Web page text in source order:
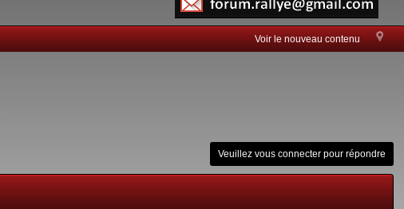
Voir le nouveau contenu
Veuillez vous connecter pour répondre